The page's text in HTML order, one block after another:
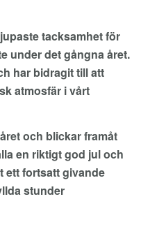
tacksamhet för
under det gångna året.
har bidragit till att
atmosfär i vårt
och blickar framåt
en riktigt god jul och
ett fortsatt givande
stunder